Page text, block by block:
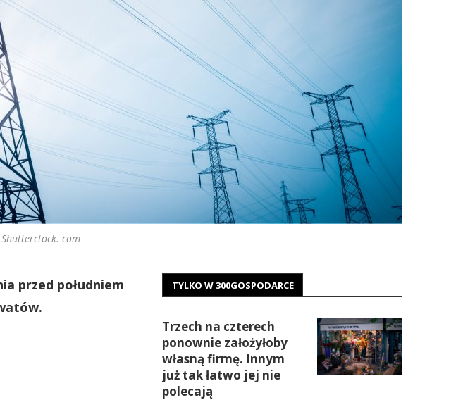
com
przed południem
TYLKO W 300GOSPODARCE
Trzech na czterech
ponownie założyłoby
własną firmę. Innym
już tak łatwo jej nie
polecają